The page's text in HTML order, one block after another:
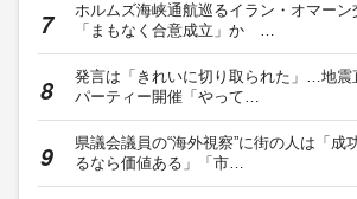
ホルムズ海峡通航巡るイラン・オマーン
「まもなく合意成立」か …
発言は「きれいに切り取られた」…地震
パーティー開催「やって…
県議会議員の“海外視察”に街の人は「成
るなら価値ある」「市…